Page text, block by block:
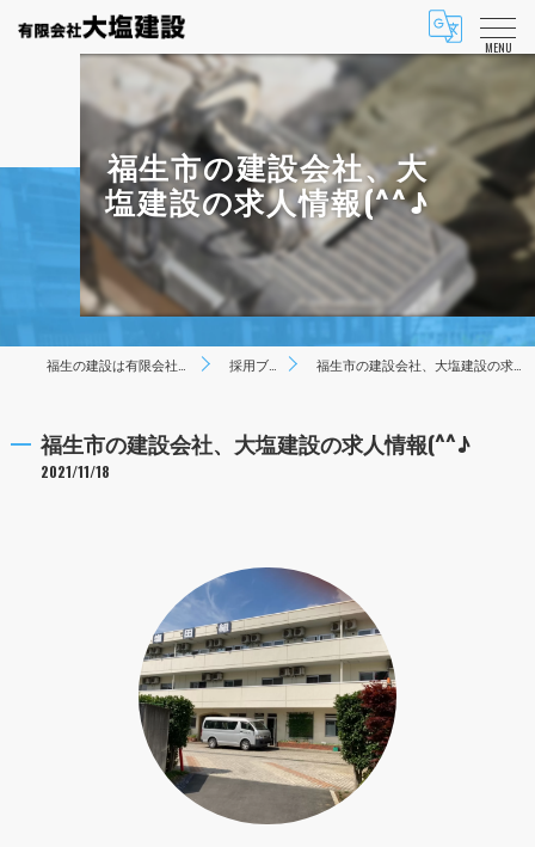
MENU
福生市の建設会社、大
塩建設の求人情報(^^♪
採用ブログ 福生市の建設会社、大塩建設の求人情報(^^♪
福生市の建設会社、大塩建設の求人情報(^^♪
2021/11/18